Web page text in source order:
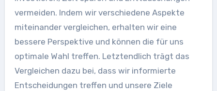
vermeiden. Indem wir verschiedene Aspekte
miteinander vergleichen, erhalten wir eine
bessere Perspektive und können die für uns
optimale Wahl treffen. Letztendlich trägt das
Vergleichen dazu bei, dass wir informierte
Entscheidungen treffen und unsere Ziele